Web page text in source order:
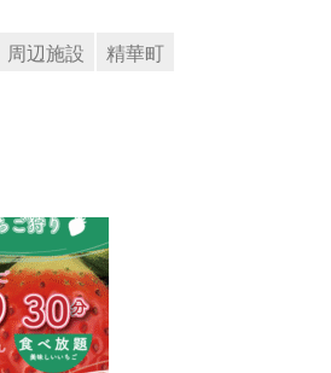
周辺施設 精華町